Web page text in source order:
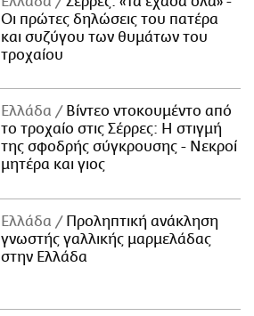
Οι πρώτες δηλώσεις του πατέρα
και συζύγου των θυμάτων του
τροχαίου
Ελλάδα
Βίντεο ντοκουμέντο από
το τροχαίο στις Σέρρες: Η στιγμή
της σφοδρής σύγκρουσης - Νεκροί
μητέρα και γιος
Ελλάδα
Προληπτική ανάκληση
γνωστής γαλλικής μαρμελάδας
στην Ελλάδα